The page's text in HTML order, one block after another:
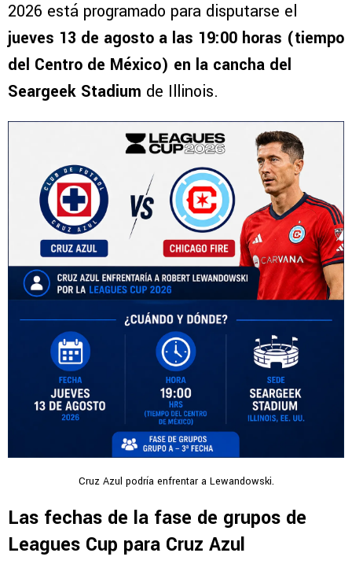
2026 está programado para disputarse el
jueves 13 de agosto a las 19:00 horas (tiempo
del Centro de México) en la cancha del
Seargeek Stadium de Illinois.
Cruz Azul podría enfrentar a Lewandowski.
Las fechas de la fase de grupos de
Leagues Cup para Cruz Azul